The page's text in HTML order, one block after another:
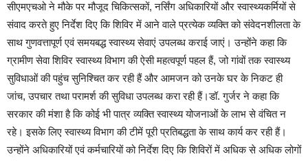
सीएमएचओ ने मौके पर मौजूद चिकित्सकों, नर्सिंग अधिकारियों और स्वास्थ्यकर्मियों से
संवाद करते हुए निर्देश दिए कि शिविर में आने वाले प्रत्येक व्यक्ति को संवेदनशीलता के
साथ गुणवत्तापूर्ण एवं समयबद्ध स्वास्थ्य सेवाएं उपलब्ध कराई जाएं। उन्होंने कहा कि
ग्रामीण सेवा शिविर स्वास्थ्य विभाग की ऐसी महत्वपूर्ण पहल हैं, जो गांवों तक स्वास्थ्य
सुविधाओं की पहुंच सुनिश्चित कर रही हैं और आमजन को उनके घर के निकट ही
जांच, उपचार तथा परामर्श की सुविधा उपलब्ध करा रही हैं।डॉ. गुर्जर ने कहा कि
सरकार की मंशा है कि कोई भी पात्र व्यक्ति स्वास्थ्य योजनाओं के लाभ से वंचित न
रहे। इसके लिए स्वास्थ्य विभाग की टीमें पूरी प्रतिबद्धता के साथ कार्य कर रही हैं।
उन्होंने अधिकारियों एवं कर्मचारियों को निर्देश दिए कि शिविरों में अधिक से अधिक लोगों